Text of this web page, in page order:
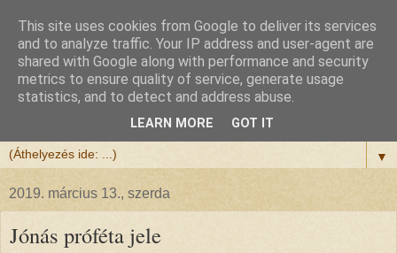
Félix atya
Szeretettel köszöntöm a honlapomra ellátogatót.
▼
2019. március 13., szerda
Jónás próféta jele
This site uses cookies from Google to deliver its services
and to analyze traffic. Your IP address and user-agent are
shared with Google along with performance and security
metrics to ensure quality of service, generate usage
statistics, and to detect and address abuse.
LEARN MORE GOT IT